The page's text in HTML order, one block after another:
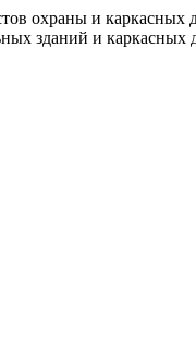
охраны и каркасных
зданий и каркасных